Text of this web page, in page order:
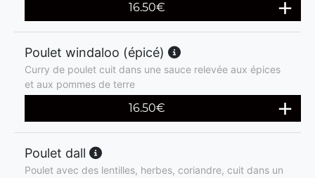
16.50€
Poulet windaloo (épicé)
Curry de poulet cuit dans une sauce relevée aux épices
et aux pommes de terre
16.50€
Poulet dall
Poulet avec des lentilles, herbes, coriandre, cuit dans un